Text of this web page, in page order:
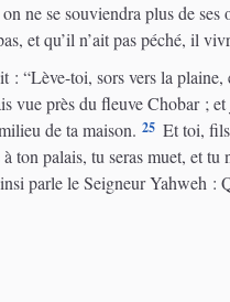
ne se souviendra plus de
et qu’il n’ait pas péché, il
“Lève-toi, sors vers la plaine,
vue près du fleuve Chobar ;
de ta maison. 25 Et toi, fils
ton palais, tu seras muet, et
parle le Seigneur Yahweh :